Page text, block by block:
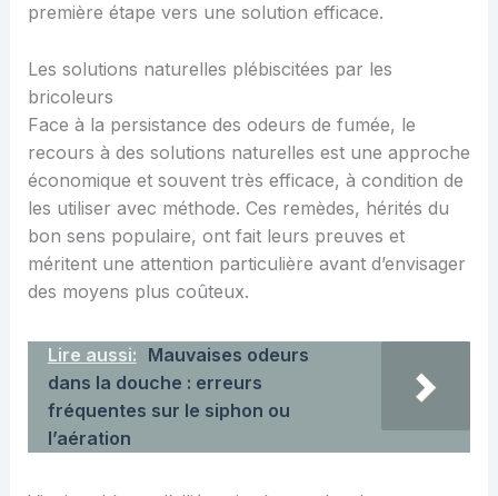
première étape vers une solution efficace.
Les solutions naturelles plébiscitées par les
bricoleurs
Face à la persistance des odeurs de fumée, le
recours à des solutions naturelles est une approche
économique et souvent très efficace, à condition de
les utiliser avec méthode. Ces remèdes, hérités du
bon sens populaire, ont fait leurs preuves et
méritent une attention particulière avant d’envisager
des moyens plus coûteux.
Lire aussi: Mauvaises odeurs
dans la douche : erreurs
fréquentes sur le siphon ou
l’aération